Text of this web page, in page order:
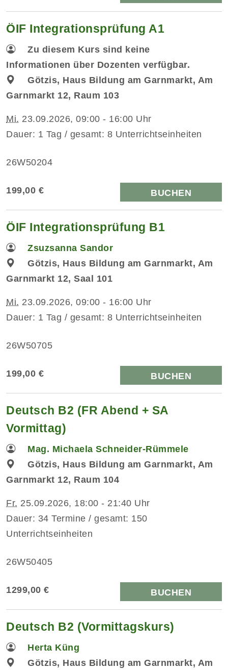
ÖIF Integrationsprüfung A1
Zu diesem Kurs sind keine
Informationen über Dozenten verfügbar.
Götzis, Haus Bildung am Garnmarkt, Am
Garnmarkt 12, Raum 103
Mi. 23.09.2026, 09:00 - 16:00 Uhr
Dauer: 1 Tag / gesamt: 8 Unterrichtseinheiten
26W50204
199,00 € BUCHEN
ÖIF Integrationsprüfung B1
Zsuzsanna Sandor
Götzis, Haus Bildung am Garnmarkt, Am
Garnmarkt 12, Saal 101
Mi. 23.09.2026, 09:00 - 16:00 Uhr
Dauer: 1 Tag / gesamt: 8 Unterrichtseinheiten
26W50705
199,00 € BUCHEN
Deutsch B2 (FR Abend + SA
Vormittag)
Mag. Michaela Schneider-Rümmele
Götzis, Haus Bildung am Garnmarkt, Am
Garnmarkt 12, Raum 104
Fr. 25.09.2026, 18:00 - 21:40 Uhr
Dauer: 34 Termine / gesamt: 150
Unterrichtseinheiten
26W50405
1299,00 € BUCHEN
Deutsch B2 (Vormittagskurs)
Herta Küng
Götzis, Haus Bildung am Garnmarkt, Am